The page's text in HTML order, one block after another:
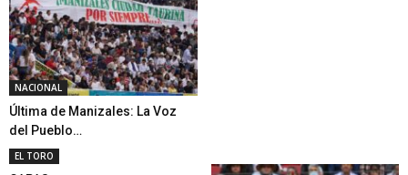
NACIONAL
Última de Manizales: La Voz
del Pueblo…
EL TORO